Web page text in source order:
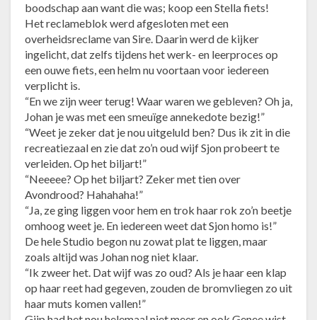
boodschap aan want die was; koop een Stella fiets!
Het reclameblok werd afgesloten met een
overheidsreclame van Sire. Daarin werd de kijker
ingelicht, dat zelfs tijdens het werk- en leerproces op
een ouwe fiets, een helm nu voortaan voor iedereen
verplicht is.
“En we zijn weer terug! Waar waren we gebleven? Oh ja,
Johan je was met een smeuïge annekedote bezig!”
“Weet je zeker dat je nou uitgeluld ben? Dus ik zit in die
recreatiezaal en zie dat zo’n oud wijf Sjon probeert te
verleiden. Op het biljart!”
“Neeeee? Op het biljart? Zeker met tien over
Avondrood? Hahahaha!”
“Ja, ze ging liggen voor hem en trok haar rok zo’n beetje
omhoog weet je. En iedereen weet dat Sjon homo is!”
De hele Studio begon nu zowat plat te liggen, maar
zoals altijd was Johan nog niet klaar.
“Ik zweer het. Dat wijf was zo oud? Als je haar een klap
op haar reet had gegeven, zouden de bromvliegen zo uit
haar muts komen vallen!”